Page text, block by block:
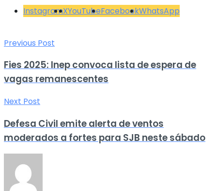
InstagramXYouTubeFacebookWhatsApp
Previous Post
Fies 2025: Inep convoca lista de espera de
vagas remanescentes
Next Post
Defesa Civil emite alerta de ventos
moderados a fortes para SJB neste sábado